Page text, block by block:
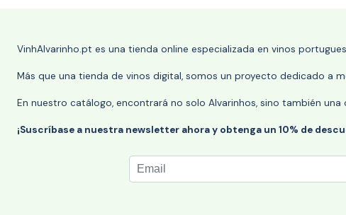
VinhAlvarinho.pt es una tienda online especializada en vinos
Más que una tienda de vinos digital, somos un proyecto dedicado a
En nuestro catálogo, encontrará no solo Alvarinhos, sino también
¡Suscríbase a nuestra newsletter ahora y obtenga un 10% de